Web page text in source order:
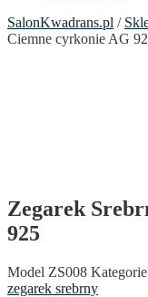
SalonKwadrans.pl /
Ciemne cyrkonie AG
Zegarek
925
Model ZS008 Kategorie
zegarek srebrny